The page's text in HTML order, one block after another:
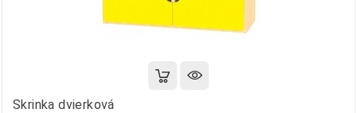
Skrinka dvierková